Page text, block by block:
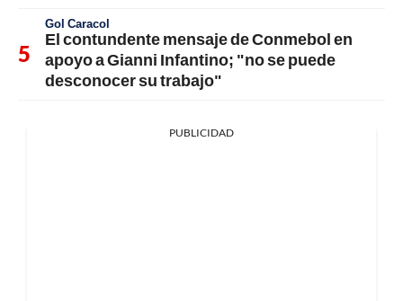
Gol Caracol
El contundente mensaje de Conmebol en
apoyo a Gianni Infantino; "no se puede
desconocer su trabajo"
PUBLICIDAD